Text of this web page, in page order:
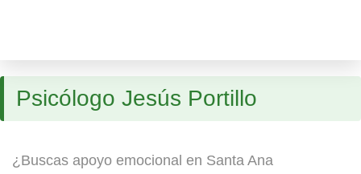
Psicólogo Jesús Portillo
¿Buscas apoyo emocional en Santa Ana